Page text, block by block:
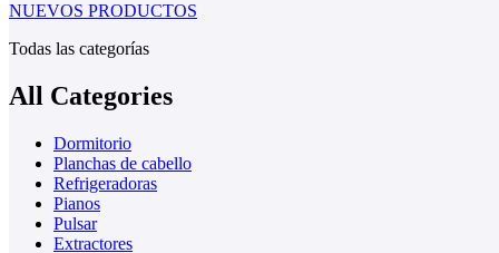
NUEVOS PRODUCTOS
Todas las categorías
All Categories
Dormitorio
Planchas de cabello
Refrigeradoras
Pianos
Pulsar
Extractores